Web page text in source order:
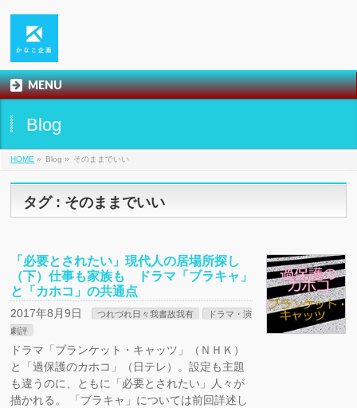
MENU
Blog
HOME » Blog » そのままでいい
タグ : そのままでいい
「必要とされたい」現代人の居場所探し
（下）仕事も家族も ドラマ「ブラキャ」
と「カホコ」の共通点
2017年8月9日 つれづれ日々我書故我有
ドラマ・演
劇評
ドラマ「ブランケット・キャッツ」（ＮＨＫ）
と「過保護のカホコ」（日テレ）。設定も主題
も違うのに、ともに「必要とされたい」人々が
描かれる。 「ブラキャ」については前回詳述し